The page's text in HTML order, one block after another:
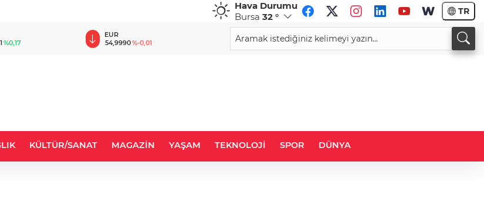
Hava Durumu
Bursa 32 ° TR
%-0,01
GBP
64,2055%0,07
CHF
58,7496%0,32
34,0123
KÜLTÜR/SANAT MAGAZİN YAŞAM TEKNOLOJİ SPOR DÜNYA